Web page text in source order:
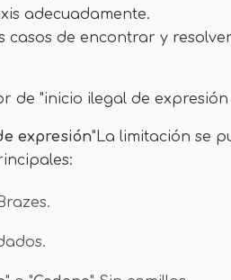
adecuadamente.
casos de encontrar y
de "inicio ilegal de expresión
expresión"La limitación se